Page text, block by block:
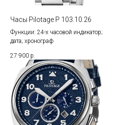
Часы Pilotage P 103.10.26
Функции: 24-х часовой индикатор;
дата; хронограф
27 900 р.